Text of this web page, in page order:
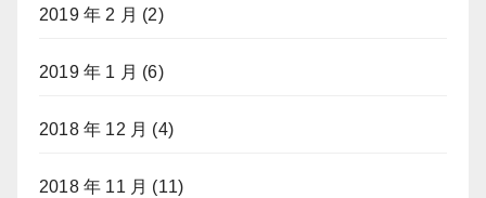
2019 年 2 月 (2)
2019 年 1 月 (6)
2018 年 12 月 (4)
2018 年 11 月 (11)